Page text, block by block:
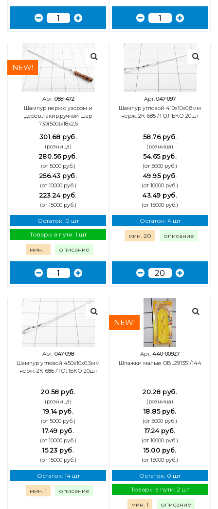
Арт: 068-472
Шампур нерж.с узором и
дерев.лакир.ручкой Шар
730(500)х18х2,5
301.68 руб.
(розница)
280.56 руб.
(от 5000 руб.)
256.43 руб.
(от 10000 руб.)
223.24 руб.
(от 15000 руб.)
Остаток: 0 шт
Товары в пути: 1 шт
мин. 1 описание
NEW!
Арт: 047-097
Шампур угловой 410х10х0,8мм
нерж. 2К-685 /ТОЛЬКО 20шт
58.76 руб.
(розница)
54.65 руб.
(от 5000 руб.)
49.95 руб.
(от 10000 руб.)
43.49 руб.
(от 15000 руб.)
Остаток: 4 шт
мин. 20 описание
Арт: 047-098
Шампур угловой 450х10х0,5мм
нерж. 2К-686 /ТОЛЬКО 20шт
20.58 руб.
(розница)
19.14 руб.
(от 5000 руб.)
17.49 руб.
(от 10000 руб.)
15.23 руб.
(от 15000 руб.)
Остаток: 14 шт
мин. 1 описание
Арт: 440-00927
Шпажки малые OBL291351/144
20.28 руб.
(розница)
18.85 руб.
(от 5000 руб.)
17.24 руб.
(от 10000 руб.)
15.00 руб.
(от 15000 руб.)
Остаток: 0 шт
Товары в пути: 2 шт
мин. 1 описание
NEW!